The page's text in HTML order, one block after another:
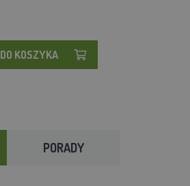
DO KOSZYKA
PORADY